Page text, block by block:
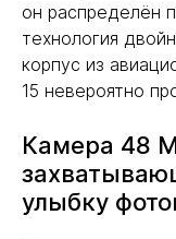
он распределён
технология
корпус из
15 невероятно
Камера 48
улыбку